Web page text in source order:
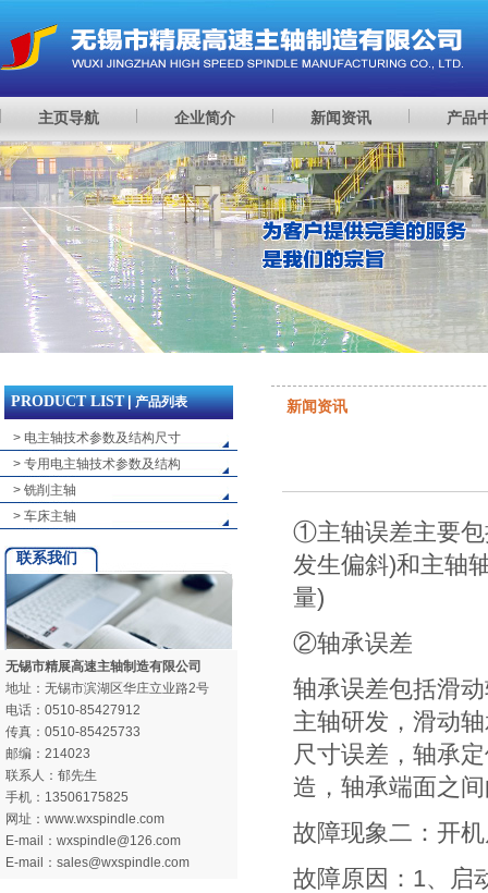
主页导航 企业简介 新闻资讯 产品
PRODUCT LIST | 产品列表
> 电主轴技术参数及结构尺寸
> 专用电主轴技术参数及结构
> 铣削主轴
> 车床主轴
联系我们
无锡市精展高速主轴制造有限公司
地址：无锡市滨湖区华庄立业路2号
电话：0510-85427912
传真：0510-85425733
邮编：214023
联系人：郁先生
手机：13506175825
网址：www.wxspindle.com
E-mail：wxspindle@126.com
E-mail：sales@wxspindle.com
新闻资讯
①主轴误差主要包
发生偏斜)和主轴
量)
②轴承误差
轴承误差包括滑
主轴研发，滑动
尺寸误差，轴承
造，轴承端面之
故障现象二：开
故障原因：1、启